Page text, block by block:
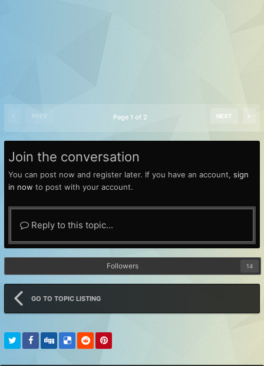
PREV NEXT
Page 1 of 2
Join the conversation
You can post now and register later. If you have an account, sign
in now to post with your account.
Reply to this topic...
Followers 14
GO TO TOPIC LISTING